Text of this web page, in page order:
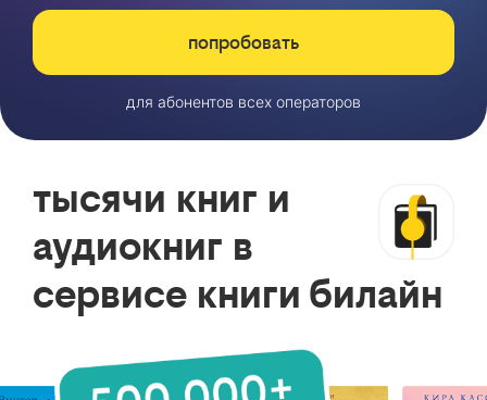
попробовать
для абонентов всех операторов
тысячи книг и
аудиокниг в
сервисе книги билайн